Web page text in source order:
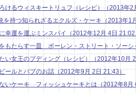
るウィスキートリュフ（レシピ）（2013年2
持つ知られざるエクルズ・ケーキ（2013年1
運を運ぶミンスパイ（2012年12月 4日 21:02
もたらす一皿 ポーレン・ストリート・ソー
女王のプディング（レシピ）（2012年10月
ルとパブのお話（2012年9月 2日 21:43）
いケーキ フィッシュケーキとは（2012年8月